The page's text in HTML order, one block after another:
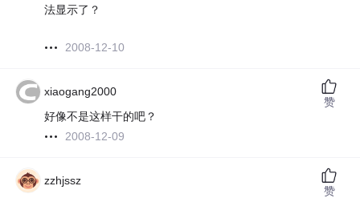
法显示了？
2008-12-10
xiaogang2000
好像不是这样干的吧？
2008-12-09
赞
zzhjssz
赞